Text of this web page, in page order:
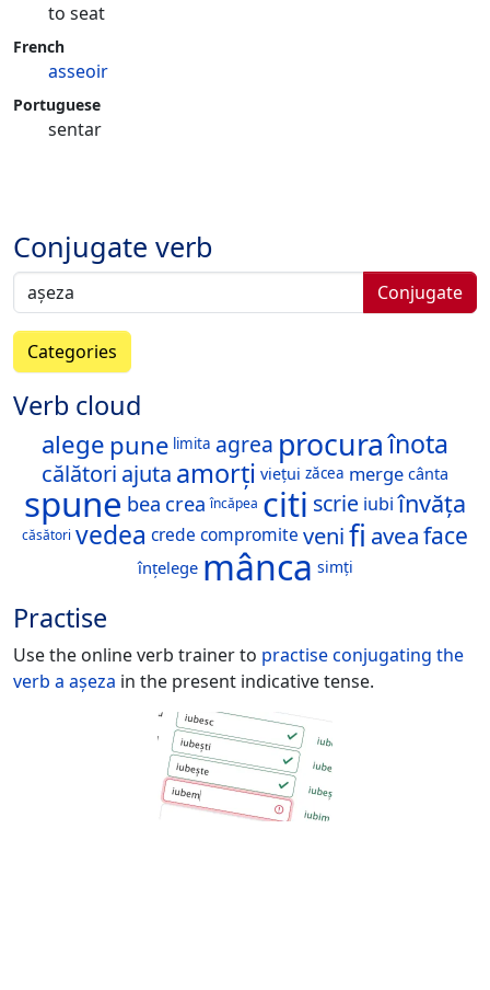
to seat
French
asseoir
Portuguese
sentar
Conjugate verb
Conjugate
Categories
Verb cloud
alege pune limita agrea procuraînota
călători ajuta amorți viețui zăcea merge cânta
spune bea crea încăpea citi scrie iubi învăța
căsători vedea crede compromite venifi aveaface
înțelege mânca simți
Practise
Use the online verb trainer to practise conjugating the
verb a așeza in the present indicative tense.